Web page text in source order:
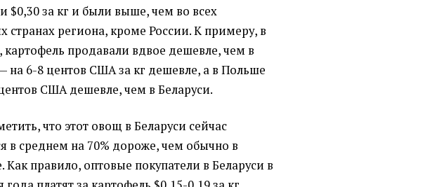
$0,30 за кг и были выше, чем во всех
странах региона, кроме России. К примеру, в
продавали вдвое дешевле, чем в
на 6-8 центов США за кг дешевле, а в Польше
США дешевле, чем в Беларуси.
что этот овощ в Беларуси сейчас
в среднем на 70% дороже, чем обычно в
Как правило, оптовые покупатели в Беларуси в